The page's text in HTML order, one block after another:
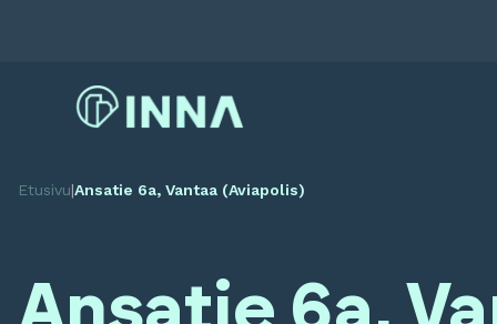
Etusivu|Ansatie 6a, Vantaa (Aviapolis)